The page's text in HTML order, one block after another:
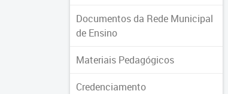
Documentos da Rede Municipal
de Ensino
Materiais Pedagógicos
Credenciamento